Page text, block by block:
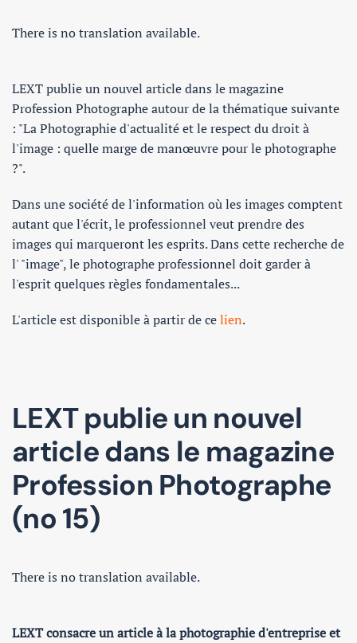
There is no translation available.
LEXT publie un nouvel article dans le magazine
Profession Photographe autour de la thématique suivante
: "La Photographie d'actualité et le respect du droit à
l'image : quelle marge de manœuvre pour le photographe
?".
Dans une société de l'information où les images comptent
autant que l'écrit, le professionnel veut prendre des
images qui marqueront les esprits. Dans cette recherche de
l' "image", le photographe professionnel doit garder à
l'esprit quelques règles fondamentales...
L'article est disponible à partir de celien.
LEXT publie un nouvel
article dans le magazine
Profession Photographe
(no 15)
There is no translation available.
LEXT consacre un article à la photographie d'entreprise et